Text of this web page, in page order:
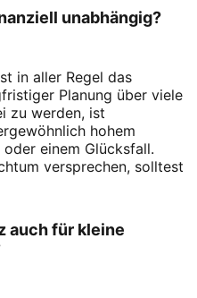
unabhängig?
in aller Regel das
Planung über viele
zu werden, ist
hohem
einem Glücksfall.
versprechen, solltest
auch für kleine